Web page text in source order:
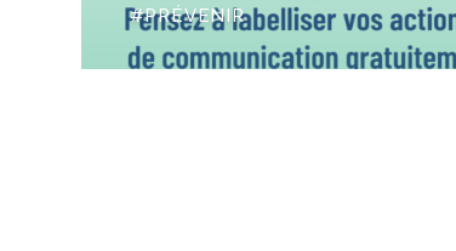
PRÉVENIR